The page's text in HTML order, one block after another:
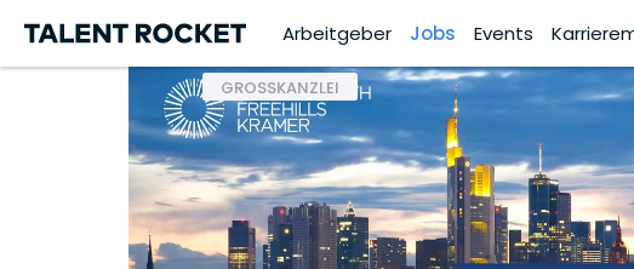
Arbeitgeber Jobs Events
GROSSKANZLEI